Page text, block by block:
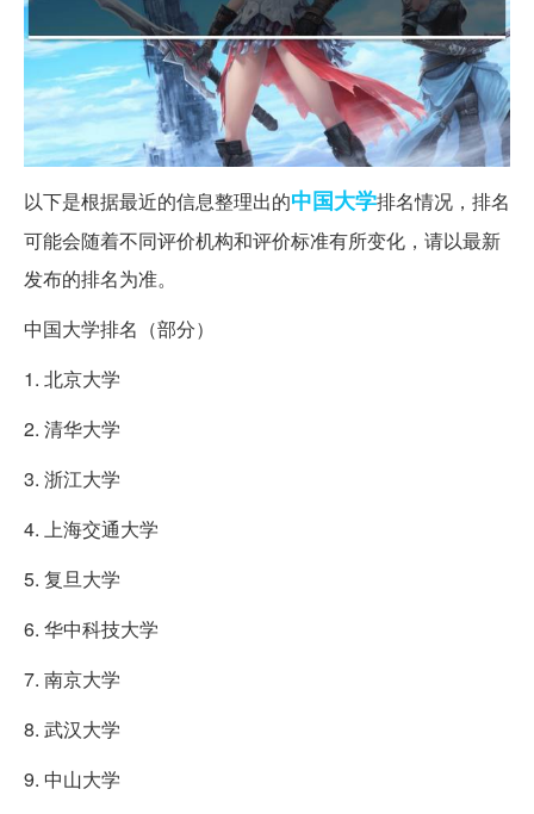
以下是根据最近的信息整理出的中国大学排名情况，排名
可能会随着不同评价机构和评价标准有所变化，请以最新
发布的排名为准。
中国大学排名（部分）
1. 北京大学
2. 清华大学
3. 浙江大学
4. 上海交通大学
5. 复旦大学
6. 华中科技大学
7. 南京大学
8. 武汉大学
9. 中山大学